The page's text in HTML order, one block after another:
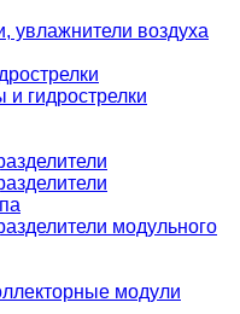
увлажнители воздуха
гидрострелки
модульного
модули